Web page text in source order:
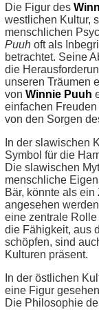
Die Figur des
westlichen Kultur,
menschlichen
Puuh oft als
betrachtet. Seine
die
unseren Träumen
von Winnie Puuh
einfachen
von den Sorgen
In der slawischen
Symbol für die
Die slawischen
menschliche
Bär, könnte als
angesehen
eine zentrale
die Fähigkeit, aus
schöpfen, sind
Kulturen präsent.
In der östlichen
eine Figur
Die Philosophie